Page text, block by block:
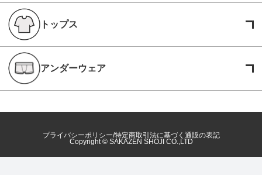
トップス
アンダーウェア
プライバシーポリシー 特定商取引法に基づく通販の表記
Copyright © SAKAZEN SHOJI CO.,LTD